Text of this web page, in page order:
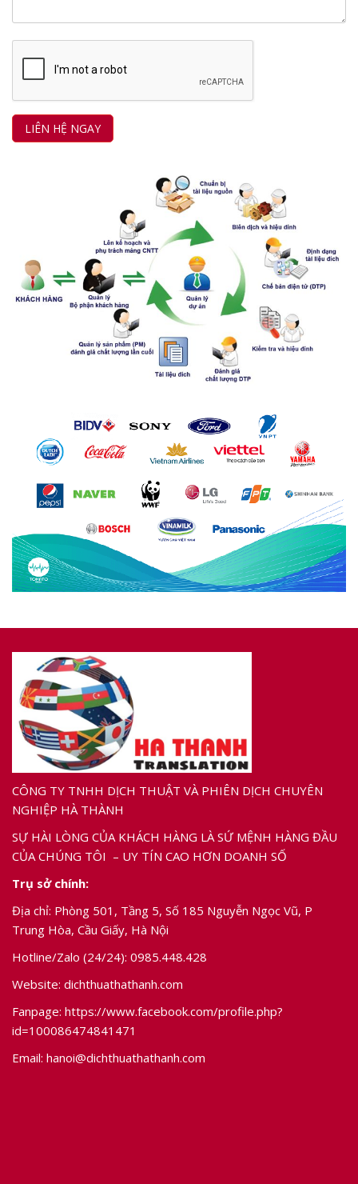
CÔNG TY TNHH DỊCH THUẬT VÀ PHIÊN DỊCH CHUYÊN
NGHIỆP HÀ THÀNH
SỰ HÀI LÒNG CỦA KHÁCH HÀNG LÀ SỨ MỆNH HÀNG ĐẦU
CỦA CHÚNG TÔI – UY TÍN CAO HƠN DOANH SỐ
Trụ sở chính:
Địa chỉ: Phòng 501, Tầng 5, Số 185 Nguyễn Ngọc Vũ, P
Trung Hòa, Cầu Giấy, Hà Nội
Hotline/Zalo (24/24): 0985.448.428
Website: dichthuathathanh.com
Fanpage: https://www.facebook.com/profile.php?
id=100086474841471
Email: hanoi@dichthuathathanh.com